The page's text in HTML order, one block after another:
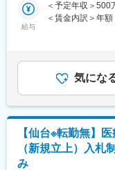
・人工膝関節（
り失った膝関節
再現されています
・人工股関節（
く、患者の骨格
タイプ」も扱っ
能です。
変更の範囲：会
ます。
これまでの経験
■夜勤なし！日勤
スの両立が叶う！
■明確な評価制度
年収に反映され
や四半期一時金
努力がきちんと
給与
＜予定年収＞500
＜賃金内訳＞年
動・四半期一時
だし支給条件有
勤務10万円…）ご
り、選考を通じ
当を含めた表記で
気にな
【仙台※転勤無】
（新規立上）入
み